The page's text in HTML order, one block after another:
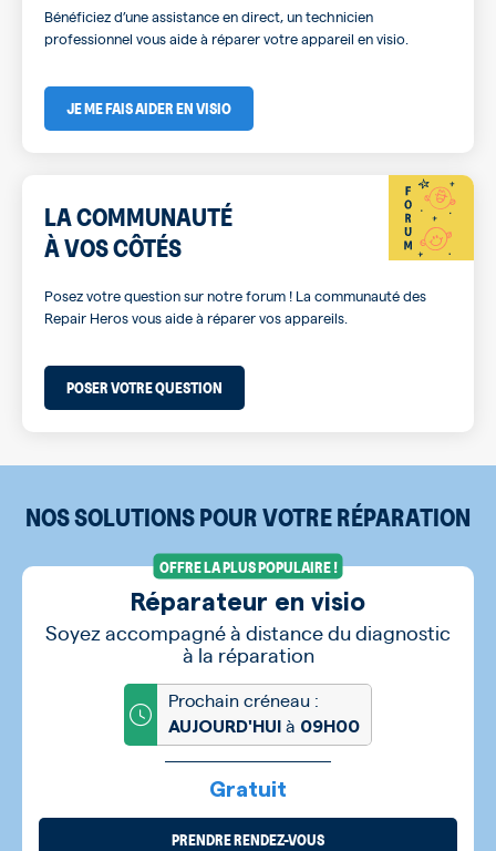
Bénéficiez d’une assistance en direct, un technicien
professionnel vous aide à réparer votre appareil en visio.
JE ME FAIS AIDER EN VISIO
LA COMMUNAUTÉ
À VOS CÔTÉS
Posez votre question sur notre forum ! La communauté des
Repair Heros vous aide à réparer vos appareils.
POSER VOTRE QUESTION
NOS SOLUTIONS POUR VOTRE RÉPARATION
OFFRE LA PLUS POPULAIRE !
Réparateur en visio
Soyez accompagné à distance du diagnostic
à la réparation
Prochain créneau :
AUJOURD'HUI à 09H00
Gratuit
PRENDRE RENDEZ-VOUS